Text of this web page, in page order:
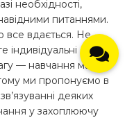
необхідності,
питаннями.
все вдається. Не
індивідуальні
— навчання має
тому ми пропонуємо в
деяких
у захоплюючу